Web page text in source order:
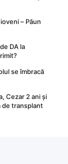
– Păun
DA la
se îmbracă
Cezar 2 ani și
de transplant